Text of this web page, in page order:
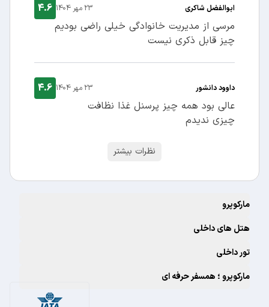
ابوالفضل شاکری 23 مهر 1404
4.6
مرسی از مدیریت خانوادگی خیلی راضی بودیم
چیز قابل ذکری نیست
داوود دانشور 23 مهر 1404
4.6
عالی بود همه چیز پرسنل غذا نظافت
چیزی ندیدم
نظرات بیشتر
مارکوپرو
هتل های داخلی
تور داخلی
مارکوپرو ؛ همسفر حرفه ای